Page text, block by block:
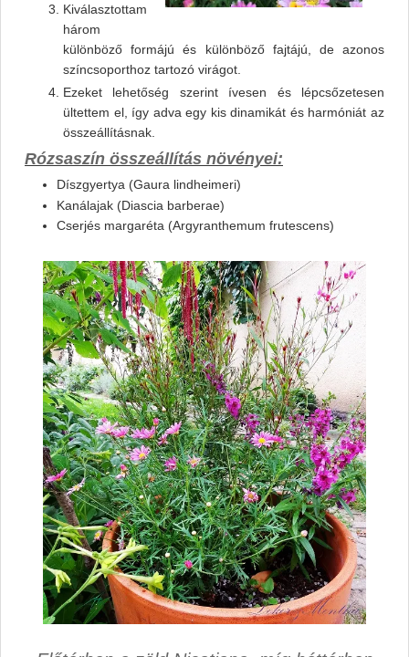
Kiválasztottam
három
különböző formájú és különböző fajtájú, de azonos
színcsoporthoz tartozó virágot.
Ezeket lehetőség szerint ívesen és lépcsőzetesen
ültettem el, így adva egy kis dinamikát és harmóniát az
összeállításnak.
Rózsaszín összeállítás növényei:
Díszgyertya (Gaura lindheimeri)
Kanálajak (Diascia barberae)
Cserjés margaréta (Argyranthemum frutescens)